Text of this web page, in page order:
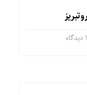
1 دیدگاه